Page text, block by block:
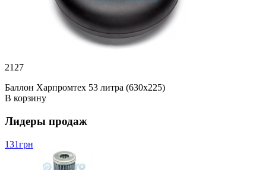
2127
Баллон Харпромтех 53 литра (630х225)
В корзину
Лидеры продаж
131грн